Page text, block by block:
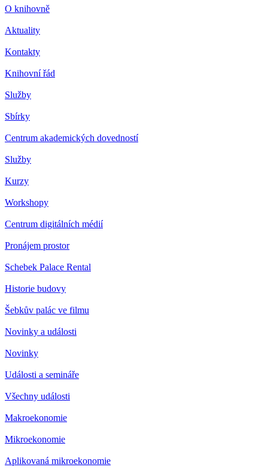
O knihovně
Aktuality
Kontakty
Knihovní řád
Služby
Sbírky
Centrum akademických dovedností
Služby
Kurzy
Workshopy
Centrum digitálních médií
Pronájem prostor
Schebek Palace Rental
Historie budovy
Šebkův palác ve filmu
Novinky a události
Novinky
Události a semináře
Všechny události
Makroekonomie
Mikroekonomie
Aplikovaná mikroekonomie